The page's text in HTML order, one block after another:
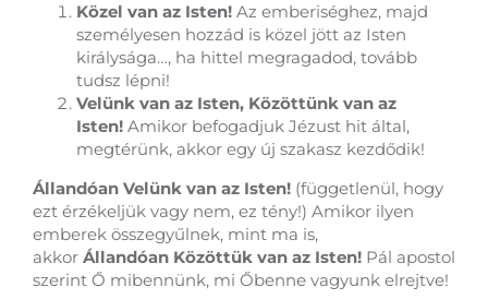
Közel van az Isten! Az emberiséghez, majd
személyesen hozzád is közel jött az Isten
királysága…, ha hittel megragadod, tovább
tudsz lépni!
Velünk van az Isten, Közöttünk van az
Isten! Amikor befogadjuk Jézust hit által,
megtérünk, akkor egy új szakasz kezdődik!
Állandóan Velünk van az Isten! (függetlenül, hogy
ezt érzékeljük vagy nem, ez tény!) Amikor ilyen
emberek összegyűlnek, mint ma is,
akkor Állandóan Közöttük van az Isten! Pál apostol
szerint Ő mibennünk, mi Őbenne vagyunk elrejtve!